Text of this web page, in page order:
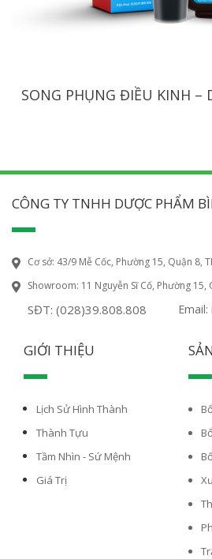
SONG PHỤNG ĐIỀU KINH –
CÔNG TY TNHH DƯỢC PHẨM
Cơ sở: 43/9 Mễ Cốc, Phường 15, Quận 8,
Showroom: 11 Nguyễn Sĩ Cố, Phường 15,
SĐT: (028)39.808.808
GIỚI THIỆU
Lịch Sử Hình Thành
Thành Tựu
Tầm Nhìn - Sứ Mệnh
Giá Trị